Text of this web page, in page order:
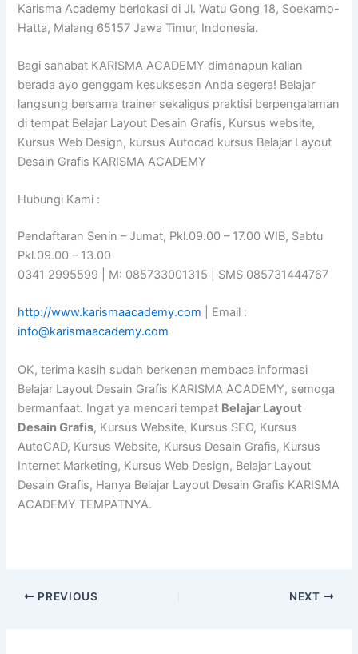
Karisma Academy berlokasi di Jl. Watu Gong 18, Soekarno-
Hatta, Malang 65157 Jawa Timur, Indonesia.
Bagi sahabat KARISMA ACADEMY dimanapun kalian
berada ayo genggam kesuksesan Anda segera! Belajar
langsung bersama trainer sekaligus praktisi berpengalaman
di tempat Belajar Layout Desain Grafis, Kursus website,
Kursus Web Design, kursus Autocad kursus Belajar Layout
Desain Grafis KARISMA ACADEMY
Hubungi Kami :
Pendaftaran Senin – Jumat, Pkl.09.00 – 17.00 WIB, Sabtu
Pkl.09.00 – 13.00
0341 2995599 | M: 085733001315 | SMS 085731444767
http://www.karismaacademy.com | Email :
info@karismaacademy.com
OK, terima kasih sudah berkenan membaca informasi
Belajar Layout Desain Grafis KARISMA ACADEMY, semoga
bermanfaat. Ingat ya mencari tempat Belajar Layout
Desain Grafis, Kursus Website, Kursus SEO, Kursus
AutoCAD, Kursus Website, Kursus Desain Grafis, Kursus
Internet Marketing, Kursus Web Design, Belajar Layout
Desain Grafis, Hanya Belajar Layout Desain Grafis KARISMA
ACADEMY TEMPATNYA.
PREVIOUS NEXT